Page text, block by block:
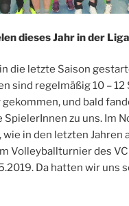
dieses Jahr in der
die letzte Saison
sind regelmäßig 10 – 12
und bald
zu uns. Im
in den letzten Jahren
Volleyballturnier des
Da hatten wir uns